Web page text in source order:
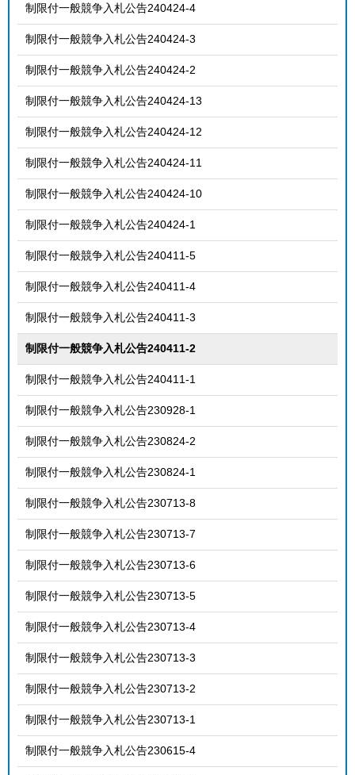
制限付一般競争入札公告240424-4
制限付一般競争入札公告240424-3
制限付一般競争入札公告240424-2
制限付一般競争入札公告240424-13
制限付一般競争入札公告240424-12
制限付一般競争入札公告240424-11
制限付一般競争入札公告240424-10
制限付一般競争入札公告240424-1
制限付一般競争入札公告240411-5
制限付一般競争入札公告240411-4
制限付一般競争入札公告240411-3
制限付一般競争入札公告240411-2
制限付一般競争入札公告240411-1
制限付一般競争入札公告230928-1
制限付一般競争入札公告230824-2
制限付一般競争入札公告230824-1
制限付一般競争入札公告230713-8
制限付一般競争入札公告230713-7
制限付一般競争入札公告230713-6
制限付一般競争入札公告230713-5
制限付一般競争入札公告230713-4
制限付一般競争入札公告230713-3
制限付一般競争入札公告230713-2
制限付一般競争入札公告230713-1
制限付一般競争入札公告230615-4